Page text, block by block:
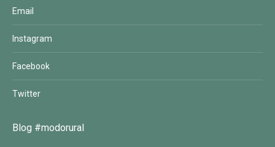
Email
Instagram
Facebook
Twitter
Blog #modorural